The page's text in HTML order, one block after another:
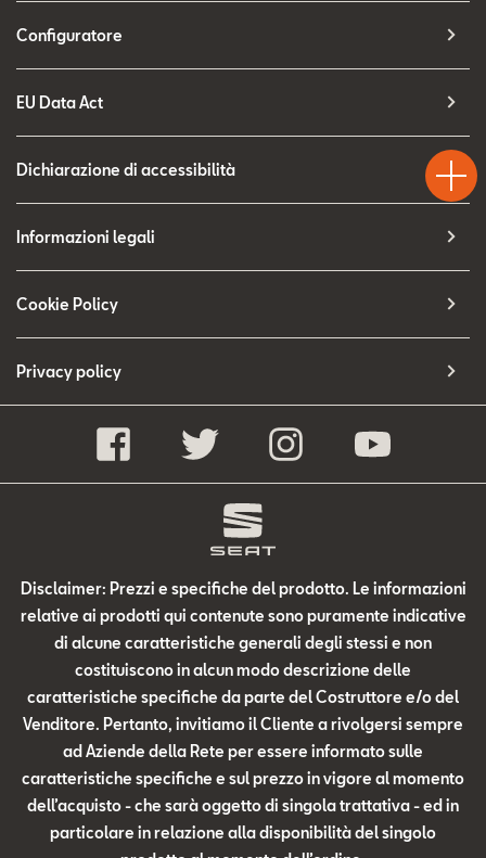
Configuratore
EU Data Act
Dichiarazione di accessibilità
Informazioni legali
Cookie Policy
Privacy policy
Disclaimer: Prezzi e specifiche del prodotto. Le informazioni
relative ai prodotti qui contenute sono puramente indicative
di alcune caratteristiche generali degli stessi e non
costituiscono in alcun modo descrizione delle
caratteristiche specifiche da parte del Costruttore e/o del
Venditore. Pertanto, invitiamo il Cliente a rivolgersi sempre
ad Aziende della Rete per essere informato sulle
caratteristiche specifiche e sul prezzo in vigore al momento
dell’acquisto - che sarà oggetto di singola trattativa - ed in
particolare in relazione alla disponibilità del singolo
Test
Drive
Chiama